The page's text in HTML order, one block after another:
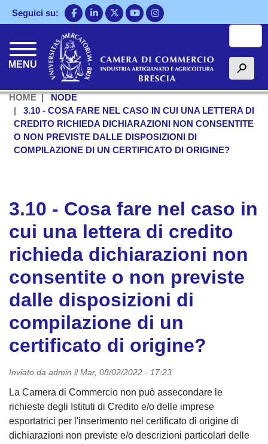
Salta
al
Seguici su:
MENU h
HOME
NODE
3.10 - COSA FARE NEL CASO IN CUI UNA LETTERA DI
CREDITO RICHIEDA DICHIARAZIONI NON CONSENTITE
O NON PREVISTE DALLE DISPOSIZIONI DI
COMPILAZIONE DI UN CERTIFICATO DI ORIGINE?
3.10 - Cosa fare nel caso in
cui una lettera di credito
richieda dichiarazioni non
consentite o non previste
dalle disposizioni di
compilazione di un
certificato di origine?
Inviato da admin ilMar, 08/02/2022 - 17:23
La Camera di Commercio non può assecondare le
richieste degli Istituti di Credito e/o delle imprese
esportatrici per l'inserimento nel certificato di origine di
dichiarazioni non previste e/o descrizioni particolari delle